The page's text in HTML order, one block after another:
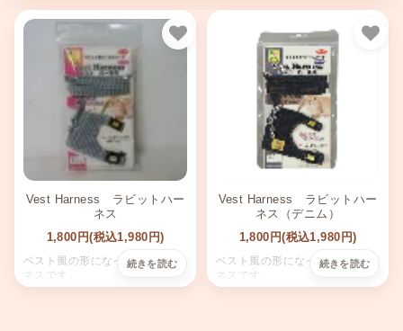
Vest Harness ラビットハー
ネス
1,800円(税込1,980円)
ベスト風の形になっているハー
ネスです。
お気に入り
Vest Harness ラビットハー
ネス（デニム）
1,800円(税込1,980円)
ベスト風の形になっているハー
ネスです。
お気